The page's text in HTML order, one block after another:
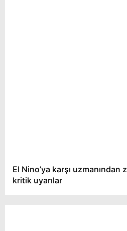
El Nino’ya karşı
kritik uyarılar